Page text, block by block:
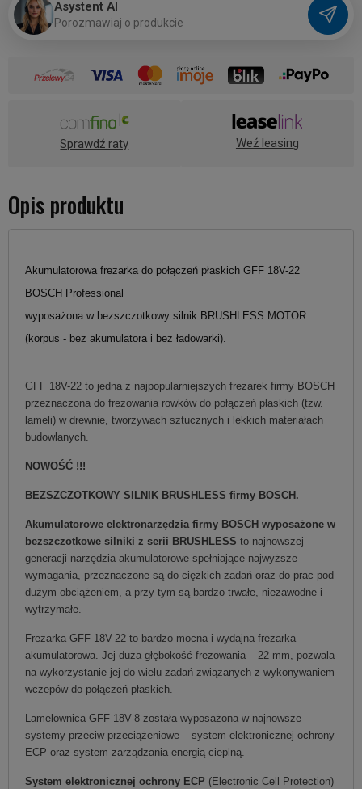
Asystent AI
Porozmawiaj o produkcie
Sprawdź raty Weź leasing
Opis produktu
Akumulatorowa frezarka do połączeń płaskich GFF 18V-22
BOSCH Professional
wyposażona w bezszczotkowy silnik BRUSHLESS MOTOR
(korpus - bez akumulatora i bez ładowarki).
GFF 18V-22 to jedna z najpopularniejszych frezarek firmy BOSCH
przeznaczona do frezowania rowków do połączeń płaskich (tzw.
lameli) w drewnie, tworzywach sztucznych i lekkich materiałach
budowlanych.
NOWOŚĆ !!!
BEZSZCZOTKOWY SILNIK BRUSHLESS firmy BOSCH.
Akumulatorowe elektronarzędzia firmy BOSCH wyposażone w
bezszczotkowe silniki z serii BRUSHLESS to najnowszej
generacji narzędzia akumulatorowe spełniające najwyższe
wymagania, przeznaczone są do ciężkich zadań oraz do prac pod
dużym obciążeniem, a przy tym są bardzo trwałe, niezawodne i
wytrzymałe.
Frezarka GFF 18V-22 to bardzo mocna i wydajna frezarka
akumulatorowa. Jej duża głębokość frezowania – 22 mm, pozwala
na wykorzystanie jej do wielu zadań związanych z wykonywaniem
wczepów do połączeń płaskich.
Lamelownica GFF 18V-8 została wyposażona w najnowsze
systemy przeciw przeciążeniowe – system elektronicznej ochrony
ECP oraz system zarządzania energią cieplną.
System elektronicznej ochrony ECP (Electronic Cell Protection)